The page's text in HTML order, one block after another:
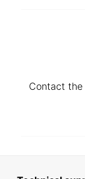
Contact the